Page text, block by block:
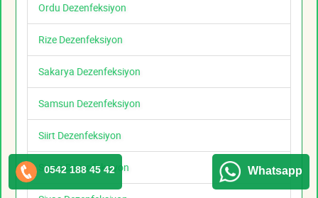
Ordu Dezenfeksiyon
Rize Dezenfeksiyon
Sakarya Dezenfeksiyon
Samsun Dezenfeksiyon
Siirt Dezenfeksiyon
Sinop Dezenfeksiyon
0542 188 45 42 Whatsapp